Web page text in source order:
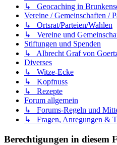
↳ Geocaching in
Vereine / Gemeinschaften /
↳ Ortsrat/Parteien/Wahlen
↳ Vereine und
Stiftungen und Spenden
↳ Albrecht Graf von
Diverses
↳ Witze-Ecke
↳ Kopfnuss
↳ Rezepte
Forum allgemein
↳ Forums-Regeln und
↳ Fragen, Anregungen &
Berechtigungen in diesem